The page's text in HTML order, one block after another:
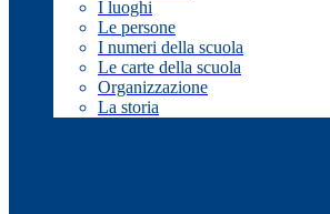
I luoghi
Le persone
I numeri della scuola
Le carte della scuola
Organizzazione
La storia